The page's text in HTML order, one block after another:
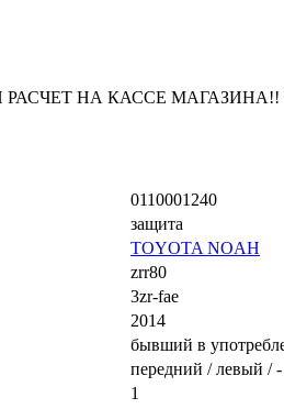
НА КАССЕ МАГАЗИНА!!
0110001240
защита
TOYOTA NOAH
zrr80
3zr-fae
2014
бывший в
передний / левый / -
1